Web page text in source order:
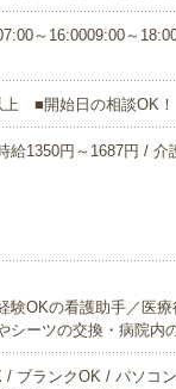
～16:0009:00～
上 ■開始日の相談OK！
給1350円～1687円 /
験OKの看護助手／医
シーツの交換・病院内
/ ブランクOK / パソコ